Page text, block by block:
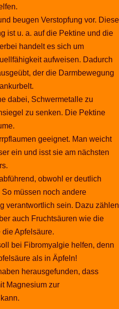
beugen Verstopfung vor. Diese
ist u. a. auf die Pektine und die
handelt es sich um
aufweisen. Dadurch
der die Darmbewegung
dabei, Schwermetalle zu
zu senken. Die Pektine
geeignet. Man weicht
ein und isst sie am nächsten
obwohl er deutlich
müssen noch andere
verantwortlich sein. Dazu zählen
auch Fruchtsäuren wie die
Apfelsäure.
bei Fibromyalgie helfen, denn
als in Äpfeln!
herausgefunden, dass
Magnesium zur